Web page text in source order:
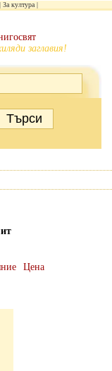
За култура
заглавия!
Цена